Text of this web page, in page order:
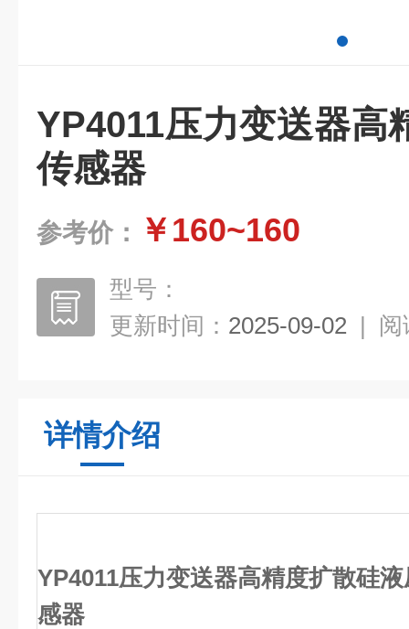
YP4011压力变送器高
传感器
参考价： ￥160~160
型号：
更新时间： 2025-09-02 | 阅
详情介绍
YP4011压力变送器高精度扩散硅
感器